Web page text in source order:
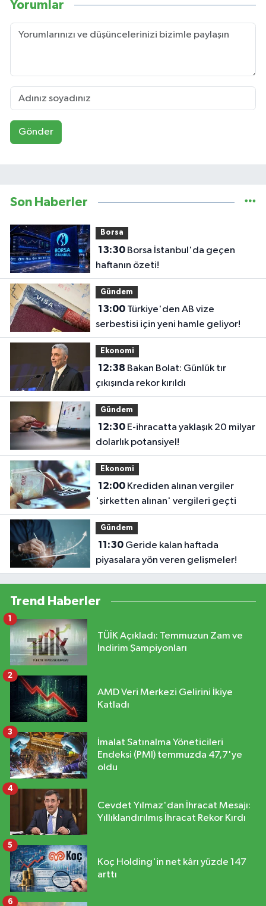
Yorumlar
Gönder
Son Haberler
Borsa
13:30Borsa İstanbul'da geçen
haftanın özeti!
Gündem
13:00Türkiye'den AB vize
serbestisi için yeni hamle geliyor!
Ekonomi
12:38
çıkışında rekor kırıldı
Gündem
12:30E-ihracatta yaklaşık 20 milyar
dolarlık potansiyel!
Ekonomi
12:00Krediden alınan vergiler
'şirketten alınan' vergileri geçti
Gündem
11:30Geride kalan haftada
piyasalara yön veren gelişmeler!
Trend Haberler
TÜİK Açıkladı: Temmuzun Zam ve
İndirim Şampiyonları
1
AMD Veri Merkezi Gelirini İkiye
Katladı
2
İmalat Satınalma Yöneticileri
Endeksi (PMI) temmuzda 47,7'ye
oldu
3
Cevdet Yılmaz'dan İhracat Mesajı:
Yıllıklandırılmış İhracat Rekor Kırdı
4
Koç Holding'in net kârı yüzde 147
arttı
5
6